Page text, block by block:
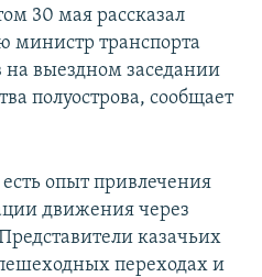
30 мая рассказал
министр транспорта
выездном заседании
полуострова, сообщает
опыт привлечения
движения через
казачьих
переходах и